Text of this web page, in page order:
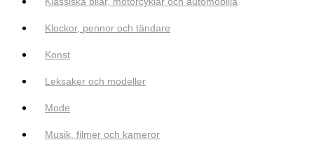
Klockor, pennor och tändare
Konst
Leksaker och modeller
Mode
Musik, filmer och kameror